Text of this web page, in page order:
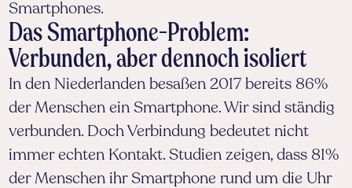
Smartphones.
Das Smartphone-Problem:
Verbunden, aber dennoch isoliert
In den Niederlanden besaßen 2017 bereits 86%
der Menschen ein Smartphone. Wir sind ständig
verbunden. Doch Verbindung bedeutet nicht
immer echten Kontakt. Studien zeigen, dass 81%
der Menschen ihr Smartphone rund um die Uhr